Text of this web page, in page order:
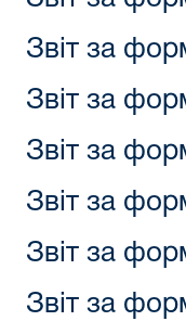
Звіт за
Звіт за
Звіт за
Звіт за
Звіт за
Звіт за